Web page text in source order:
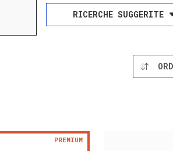
RICERCHE SUGGERITE
PREMIUM